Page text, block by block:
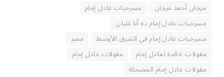
مرجان أحمد مرجان
مسرحيات عادل إمام
مسرحيات عادل إمام ده أنا غلبان
مسرحيات عادل إمام في الشرق الأوسط
مصر
مقولات خالدة لعادل إمام
مقولات عادل إمام
مقولات عادل إمام المضحكة